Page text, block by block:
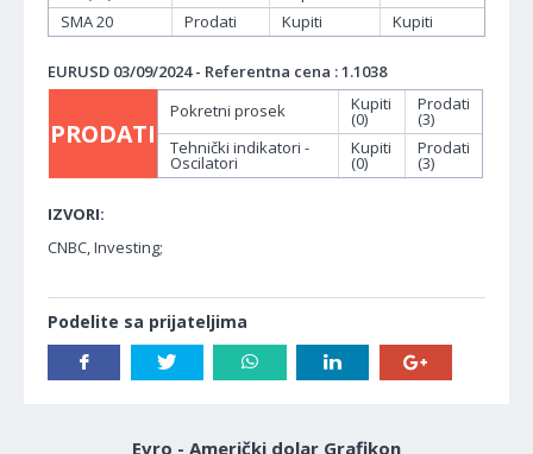
SMA 20
Prodati Kupiti Kupiti
EURUSD 03/09/2024 - Referentna cena : 1.1038
PRODATI
Pokretni prosek Kupiti
(0)
Prodati
(3)
Tehnički indikatori -
Oscilatori
Kupiti
(0)
Prodati
(3)
IZVORI:
CNBC, Investing;
Podelite sa prijateljima
Evro - Američki dolar Grafikon